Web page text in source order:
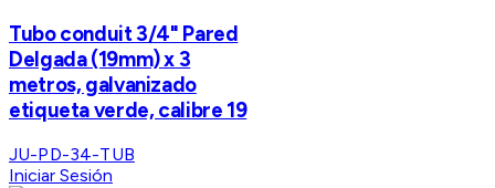
Tubo conduit 3/4" Pared
Delgada (19mm) x 3
metros, galvanizado
etiqueta verde, calibre 19
JU-PD-34-TUB
Iniciar Sesión